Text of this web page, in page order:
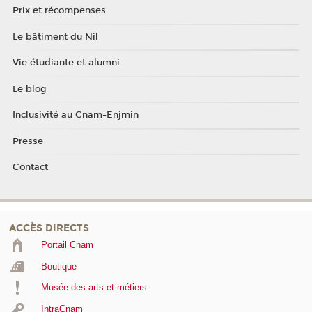
Prix et récompenses
Le bâtiment du Nil
Vie étudiante et alumni
Le blog
Inclusivité au Cnam-Enjmin
Presse
Contact
ACCÈS DIRECTS
Portail Cnam
Boutique
Musée des arts et métiers
IntraCnam